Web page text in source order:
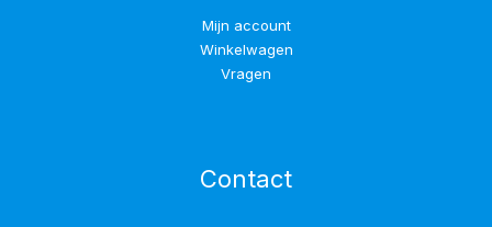
Mijn account
Winkelwagen
Vragen
Contact